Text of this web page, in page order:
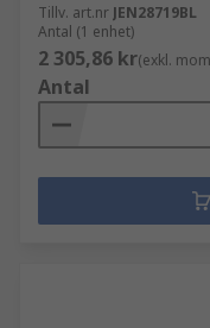
Tillv. art.nr JEN28719BL
Antal (1 enhet)
2 305,86 kr(exkl.
Antal